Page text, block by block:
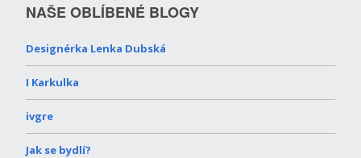
NAŠE OBLÍBENÉ BLOGY
Designérka Lenka Dubská
I Karkulka
ivgre
Jak se bydlí?